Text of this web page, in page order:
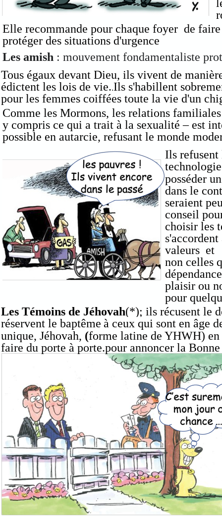
Comme les Mormons, les relations
y compris ce qui a trait à la sexualité – est
possible en autarcie, refusant le monde
Les Témoins de Jéhovah(*); ils récusent le
réservent le baptême à ceux qui sont en âge
unique, Jéhovah, (forme latine de YHWH)
faire du porte à porte.pour annoncer la
Ils
posséder
dans le
seraient
conseil
choisir les
s'accordent
valeurs et
non celles
plaisir ou
pour
Tous égaux devant Dieu, ils vivent de
édictent les lois de vie..Ils s'habillent
pour les femmes coiffées toute la vie d'un
Elle recommande pour chaque foyer de
protéger des situations d'urgence
Les amish : mouvement fondamentaliste